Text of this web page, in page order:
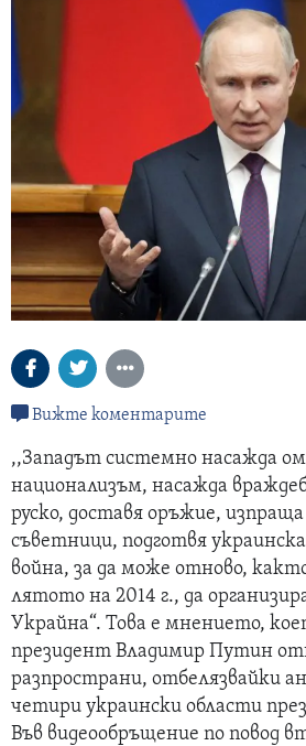
Вижте коментарите
,,Западът системно насажда
национализъм, насажда
руско, доставя оръжие,
съветници, подготвя
война, за да може отново,
лятото на 2014 г., да
Украйна“. Това е мнението,
президент Владимир Путин
разпространи, отбелязвайки
четири украински области
Във видеообръщение по повод